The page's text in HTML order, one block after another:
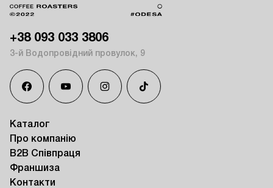
+38 093 033 3806
3-й Водопровідний провулок, 9
Каталог
Про компанію
B2B Співпраця
Франшиза
Контакти